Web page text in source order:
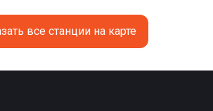
все станции на карте